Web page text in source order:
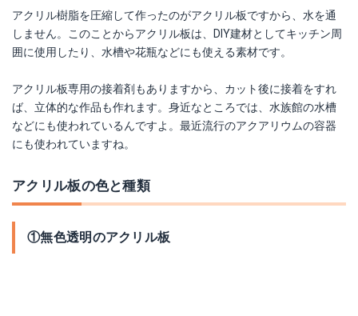
アクリル樹脂を圧縮して作ったのがアクリル板ですから、水を通
しません。このことからアクリル板は、DIY建材としてキッチン周
囲に使用したり、水槽や花瓶などにも使える素材です。
アクリル板専用の接着剤もありますから、カット後に接着をすれ
ば、立体的な作品も作れます。身近なところでは、水族館の水槽
などにも使われているんですよ。最近流行のアクアリウムの容器
にも使われていますね。
アクリル板の色と種類
①無色透明のアクリル板